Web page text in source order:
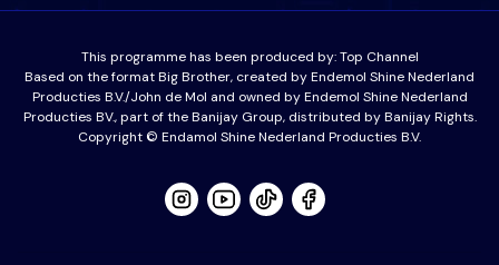
This programme has been produced by:Top Channel
Based on the format Big Brother, created by Endemol Shine Nederland
Producties B.V./John de Mol and owned by Endemol Shine Nederland
Producties BV., part of the Banijay Group, distributed by Banijay Rights.
Copyright © Endamol Shine Nederland Producties B.V.